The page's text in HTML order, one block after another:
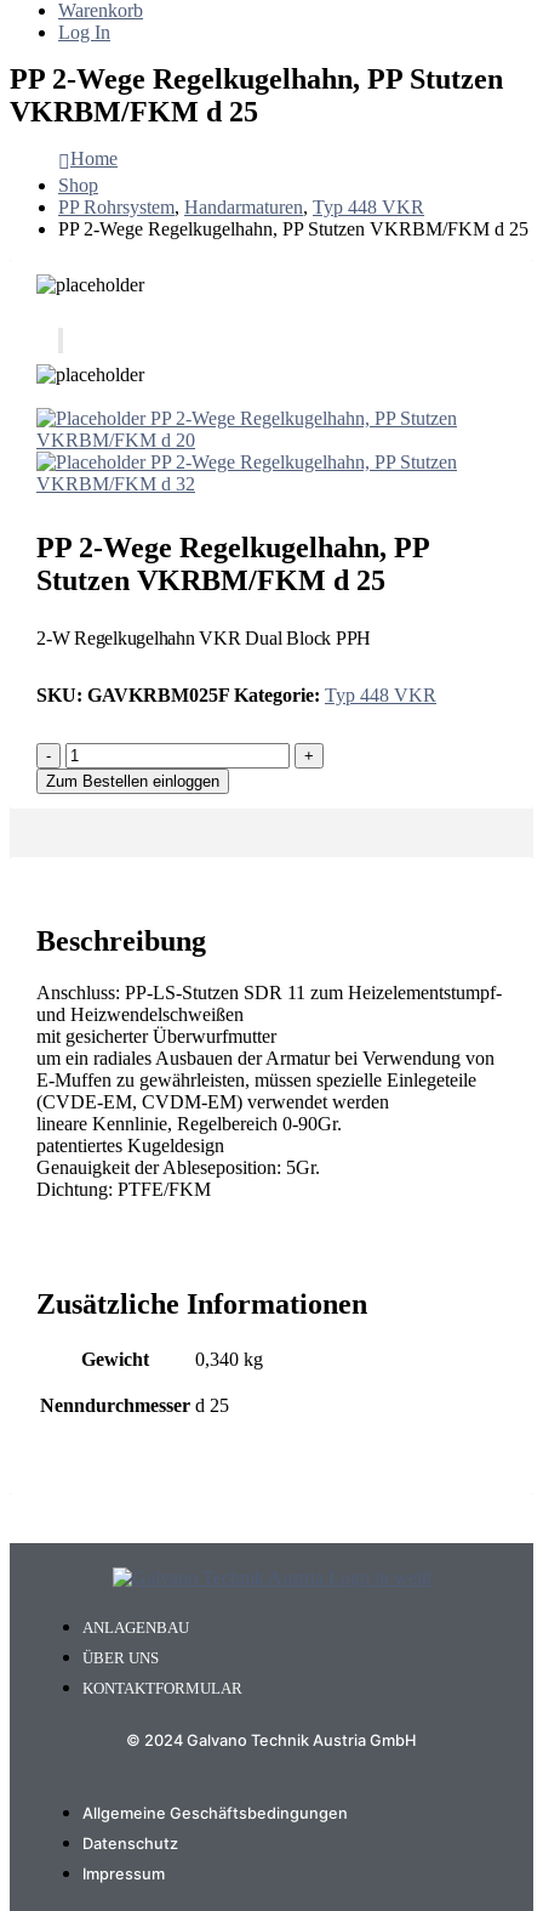
Warenkorb
Log In
PP 2-Wege Regelkugelhahn, PP Stutzen
VKRBM/FKM d 25
Home
Shop
PP Rohrsystem, Handarmaturen, Typ 448 VKR
PP 2-Wege Regelkugelhahn, PP Stutzen VKRBM/FKM d 25
PP 2-Wege Regelkugelhahn, PP Stutzen
VKRBM/FKM d 20
PP 2-Wege Regelkugelhahn, PP Stutzen
VKRBM/FKM d 32
PP 2-Wege Regelkugelhahn, PP
Stutzen VKRBM/FKM d 25
2-W Regelkugelhahn VKR Dual Block PPH
SKU: GAVKRBM025F Kategorie: Typ 448 VKR
-
+
Zum Bestellen einloggen
Beschreibung
Anschluss: PP-LS-Stutzen SDR 11 zum Heizelementstumpf-
und Heizwendelschweißen
mit gesicherter Überwurfmutter
um ein radiales Ausbauen der Armatur bei Verwendung von
E-Muffen zu gewährleisten, müssen spezielle Einlegeteile
(CVDE-EM, CVDM-EM) verwendet werden
lineare Kennlinie, Regelbereich 0-90Gr.
patentiertes Kugeldesign
Genauigkeit der Ableseposition: 5Gr.
Dichtung: PTFE/FKM
Zusätzliche Informationen
Gewicht 0,340 kg
Nenndurchmesser d 25
ANLAGENBAU
ÜBER UNS
KONTAKTFORMULAR
© 2024 Galvano Technik Austria GmbH
Allgemeine Geschäftsbedingungen
Datenschutz
Impressum